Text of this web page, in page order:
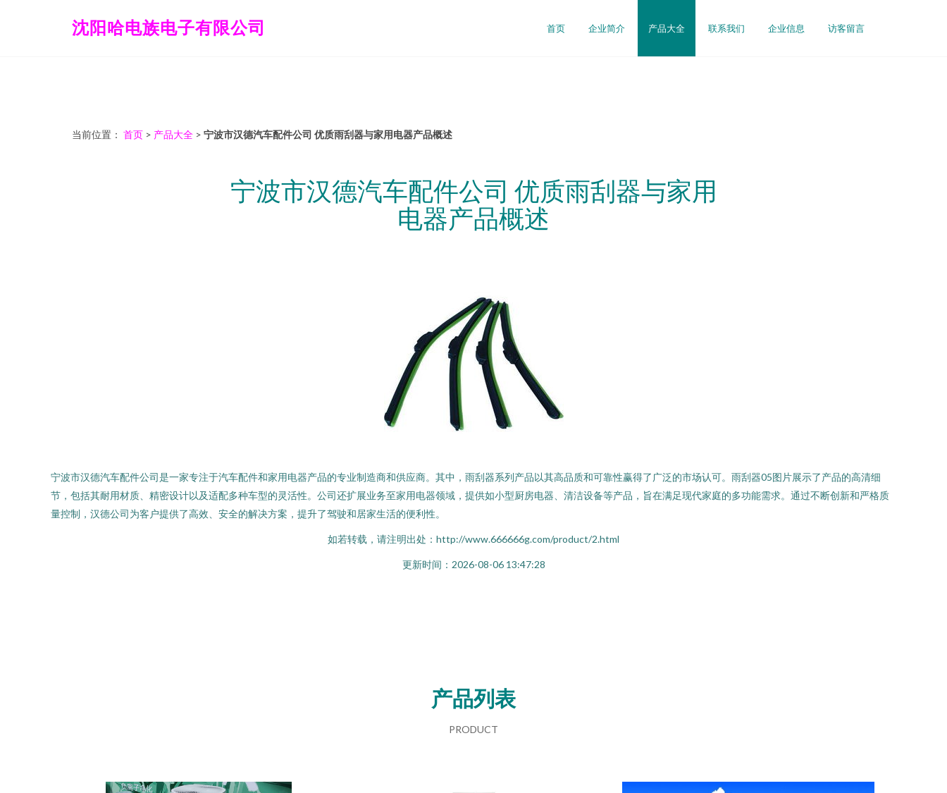
沈阳哈电族电子有限公司 首页 企业简介 产品大全 联系我们 企业信息 访客留言
当前位置： 首页 > 产品大全 > 宁波市汉德汽车配件公司 优质雨刮器与家用电器产品概述
宁波市汉德汽车配件公司 优质雨刮器与家用
电器产品概述
宁波市汉德汽车配件公司是一家专注于汽车配件和家用电器产品的专业制造商和供应商。其中，雨刮器系列产品以其高品质和可靠性赢得了广泛的市场认可。雨刮器05图片展示了产品的高清细
节，包括其耐用材质、精密设计以及适配多种车型的灵活性。公司还扩展业务至家用电器领域，提供如小型厨房电器、清洁设备等产品，旨在满足现代家庭的多功能需求。通过不断创新和严格质
量控制，汉德公司为客户提供了高效、安全的解决方案，提升了驾驶和居家生活的便利性。
如若转载，请注明出处：http://www.666666g.com/product/2.html
更新时间：2026-08-06 13:47:28
产品列表
PRODUCT